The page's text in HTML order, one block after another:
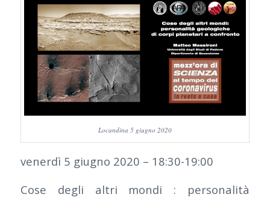
Locandina 5 giugno 2020
venerdì 5 giugno 2020 – 18:30-19:00
Cose degli altri mondi : personalità